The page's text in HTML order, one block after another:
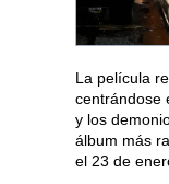
La película
centrándose
y los
álbum más
el 23 de